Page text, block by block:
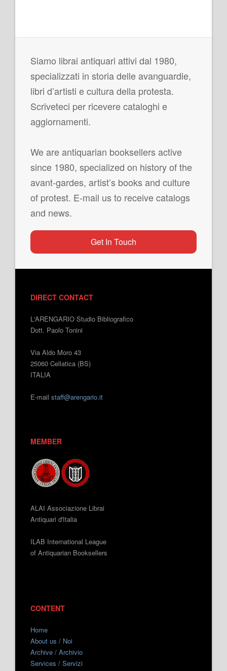
Siamo librai antiquari attivi dal 1980,
specializzati in storia delle avanguardie,
libri d’artisti e cultura della protesta.
Scriveteci per ricevere cataloghi e
aggiornamenti.
We are antiquarian booksellers active
since 1980, specialized on history of the
avant-gardes, artist’s books and culture
of protest. E-mail us to receive catalogs
and news.
Get In Touch
DIRECT CONTACT
L'ARENGARIO Studio Bibliografico
Dott. Paolo Tonini
Via Aldo Moro 43
25060 Cellatica (BS)
ITALIA
E-mail staff@arengario.it
MEMBER
ALAI Associazione Librai
Antiquari d'Italia
ILAB International League
of Antiquarian Booksellers
CONTENT
Home
About us / Noi
Archive / Archivio
Services / Servizi